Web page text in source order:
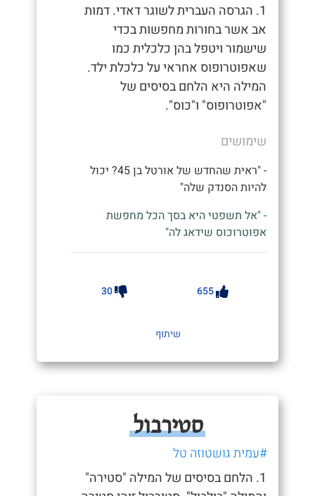
1. הגרסה העברית לשוגר דאדי. דמות
אב אשר בחורות מחפשות בכדי
שישמור ויטפל בהן כלכלית כמו
שאפוטרופוס אחראי על כלכלת ילד.
המילה היא הלחם בסיסים של
"אפוטרופוס" ו"כוס".
שימושים
- "ראית שהחדש של אורטל בן 45? יכול
להיות הסנדק שלה"
- "אל תשפטי היא בסך הכל מחפשת
אפוטרוכוס שידאג לה"
655
30
שיתוף
סטירבול
#עמית גושטוזה טל
1. הלחם בסיסים של המילה "סטירה"